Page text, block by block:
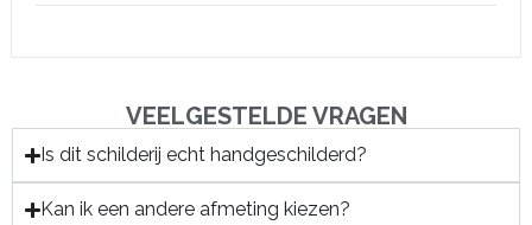
VEELGESTELDE VRAGEN
Is dit schilderij echt handgeschilderd?
Kan ik een andere afmeting kiezen?